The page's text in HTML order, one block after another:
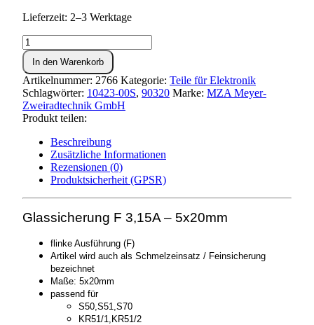
Lieferzeit: 2–3 Werktage
Glassicherung
F
3,15A
-
5x20mm
Menge
In den Warenkorb
Artikelnummer: 2766 Kategorie: Teile für Elektronik
Schlagwörter: 10423-00S, 90320 Marke: MZA Meyer-
Zweiradtechnik GmbH
Produkt teilen:
Beschreibung
Zusätzliche Informationen
Rezensionen (0)
Produktsicherheit (GPSR)
Glassicherung F 3,15A – 5x20mm
flinke Ausführung (F)
Artikel wird auch als Schmelzeinsatz / Feinsicherung
bezeichnet
Maße: 5x20mm
passend für
S50,S51,S70
KR51/1,KR51/2